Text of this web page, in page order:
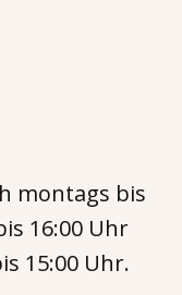
montags bis
16:00 Uhr
15:00 Uhr.